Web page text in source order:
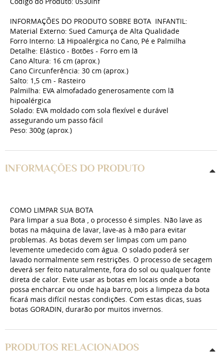
INFORMAÇÕES DO PRODUTO SOBRE BOTA INFANTIL:
Material Externo: Sued Camurça de Alta Qualidade
Forro Interno: Lã Hipoalérgica no Cano, Pé e Palmilha
Detalhe: Elástico - Botões - Forro em lã
Cano Altura: 16 cm (aprox.)
Cano Circunferência: 30 cm (aprox.)
Salto: 1,5 cm - Rasteiro
Palmilha: EVA almofadado generosamente com lã
hipoalérgica
Solado: EVA moldado com sola flexível e durável
assegurando um passo fácil
Peso: 300g (aprox.)
INFORMAÇÕES DO PRODUTO
COMO LIMPAR SUA BOTA
Para limpar a sua Bota , o processo é simples. Não lave as
botas na máquina de lavar, lave-as à mão para evitar
problemas. As botas devem ser limpas com um pano
levemente umedecido com água. O solado poderá ser
lavado normalmente sem restrições. O processo de secagem
deverá ser feito naturalmente, fora do sol ou qualquer fonte
direta de calor. Evite usar as botas em locais onde a bota
possa encharcar ou onde haja barro, pois a limpeza da bota
ficará mais difícil nestas condições. Com estas dicas, suas
botas GORADIN, durarão por muitos invernos.
PRODUTOS RELACIONADOS